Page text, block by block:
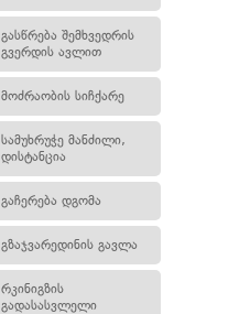
გასწრება შემხვედრის
გვერდის ავლით
მოძრაობის სიჩქარე
სამუხრუჭე მანძილი,
დისტანცია
გაჩერება დგომა
გზაჯვარედინის გავლა
რკინიგზის
გადასასვლელი